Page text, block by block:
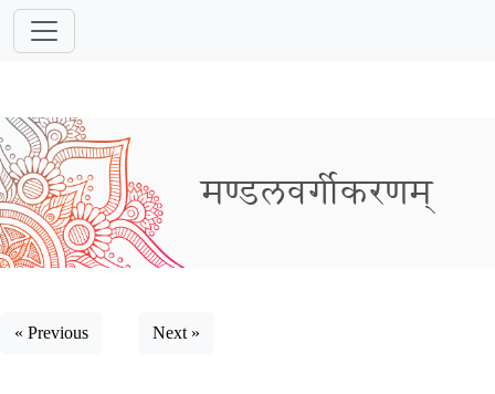
मण्डलवर्गीकरणम्
« Previous Next »